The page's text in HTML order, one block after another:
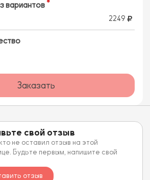
вариантов
2249
Заказать
свой отзыв
не оставил отзыв на этой
Будьте первым, напишите свой
отзыв